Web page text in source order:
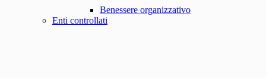
Benessere organizzativo
Enti controllati